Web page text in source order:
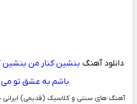
دانلود آهنگ بنشین کنار من بنشین
باشم به عشق تو می
آهنگ های سنتی و کلاسیک (قدیمی) ایرانی